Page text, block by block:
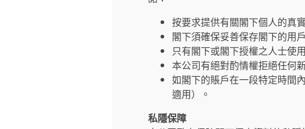
按要求提供有關閣下個人的真
閣下須確保妥善保存閣下的用
只有閣下或閣下授權之人士使
本公司有絕對酌情權拒絕任何
如閣下的賬戶在一段特定時間
適用）。
私隱保障